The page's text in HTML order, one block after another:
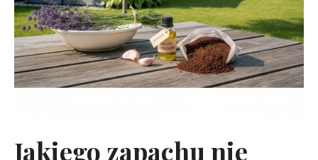
Jakiego zapachu nie